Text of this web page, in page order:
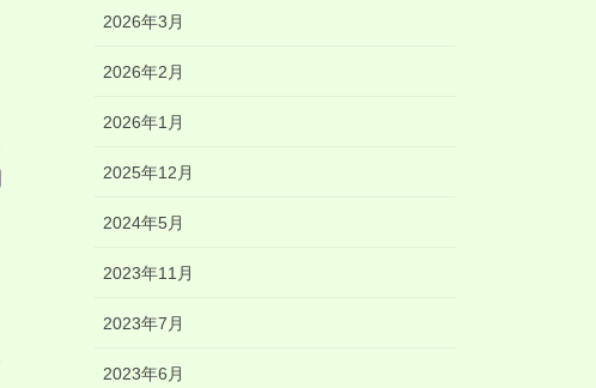
2026年3月
2026年2月
2026年1月
2025年12月
2024年5月
2023年11月
2023年7月
2023年6月